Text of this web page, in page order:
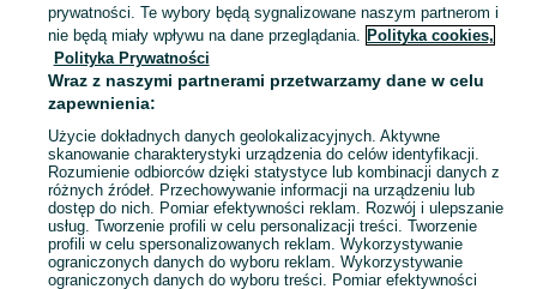
Mapa kategorii
Mapa miejscowości
Mapa ministron
Popularne wyszukiwania
prywatności. Te wybory będą sygnalizowane naszym partnerom i
nie będą miały wpływu na dane przeglądania. Polityka cookies,
Polityka Prywatności
Wraz z naszymi partnerami przetwarzamy dane w celu
zapewnienia:
Użycie dokładnych danych geolokalizacyjnych. Aktywne
skanowanie charakterystyki urządzenia do celów identyfikacji.
Rozumienie odbiorców dzięki statystyce lub kombinacji danych z
różnych źródeł. Przechowywanie informacji na urządzeniu lub
dostęp do nich. Pomiar efektywności reklam. Rozwój i ulepszanie
usług. Tworzenie profili w celu personalizacji treści. Tworzenie
profili w celu spersonalizowanych reklam. Wykorzystywanie
ograniczonych danych do wyboru reklam. Wykorzystywanie
ograniczonych danych do wyboru treści. Pomiar efektywności